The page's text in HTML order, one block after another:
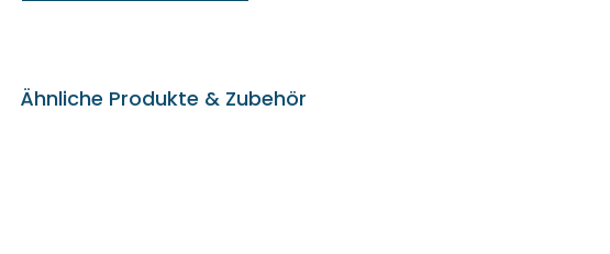
Ähnliche Produkte & Zubehör